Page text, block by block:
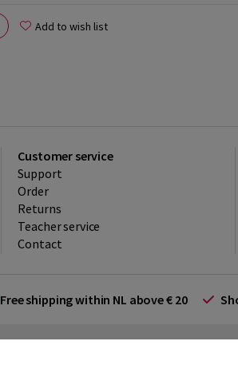
Add to wish list
Customer service
Support
Order
Returns
Teacher service
Contact
Free shipping within NL above € 20